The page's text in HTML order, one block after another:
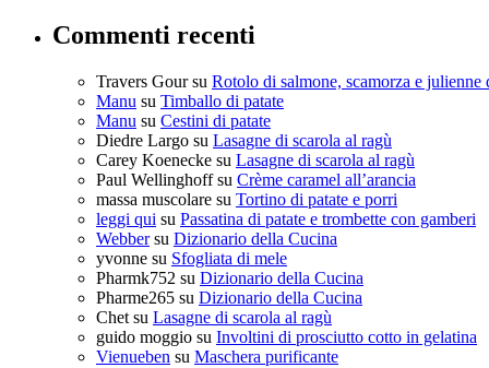
Commenti recenti
Travers Goursu Rotolo di salmone, scamorza e julienne
Manu su Timballo di patate
Manu su Cestini di patate
Diedre Largo su Lasagne di scarola al ragù
Carey Koenecke su Lasagne di scarola al ragù
Paul Wellinghoffsu Crème caramel all’arancia
massa muscolare su Tortino di patate e porri
leggi qui su Passatina di patate e trombette con gamberi
Webbersu Dizionario della Cucina
yvonne su Sfogliata di mele
Pharmk752 su Dizionario della Cucina
Pharme265 su Dizionario della Cucina
Chet su Lasagne di scarola al ragù
guido moggio su Involtini di prosciutto cotto in gelatina
Vienueben su Maschera purificante